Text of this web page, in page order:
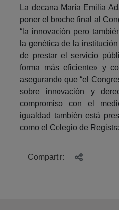
La decana María Emilia
poner el broche final al
“la innovación pero
la genética de la
de prestar el servicio
forma más eficiente» y
asegurando que “el
sobre innovación y
compromiso con el
igualdad también está
como el Colegio de
Compartir: